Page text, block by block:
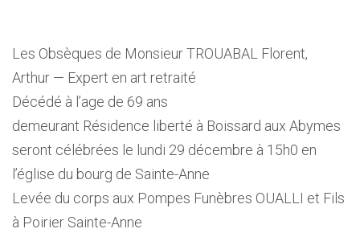
Les Obsèques de Monsieur TROUABAL Florent,
Arthur — Expert en art retraité
Décédé à l’age de 69 ans
demeurant Résidence liberté à Boissard aux Abymes
seront célébrées le lundi 29 décembre à 15h0 en
l’église du bourg de Sainte-Anne
Levée du corps aux Pompes Funèbres OUALLI et Fils
à Poirier Sainte-Anne